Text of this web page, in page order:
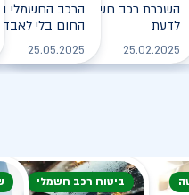
לקריאה
רכב חשמלי: המדריך
יעילה וירוקה
לקריאה
השכרת רכב חשמלי: חיסכון, נוחות
לדעת
25.02.2025
הרכב החשמלי
החום בלי לאבד
25.05.2025
ביטוח רכב חשמלי